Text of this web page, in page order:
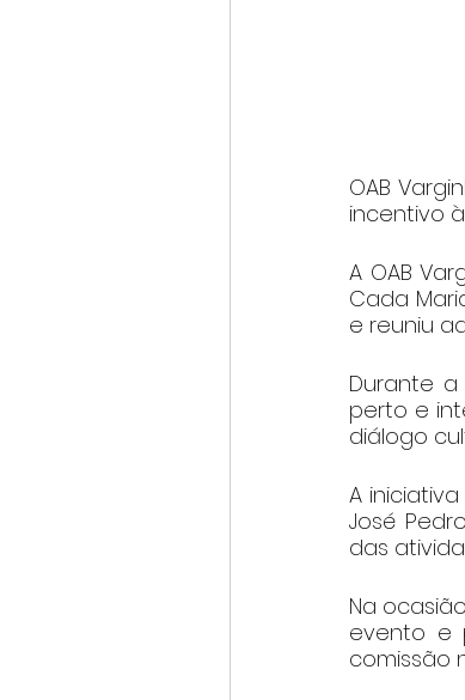
OAB
incentivo
A OAB
Cada
e reuniu
Durante
perto e
diálogo
A
José
das
Na
evento e
comissão